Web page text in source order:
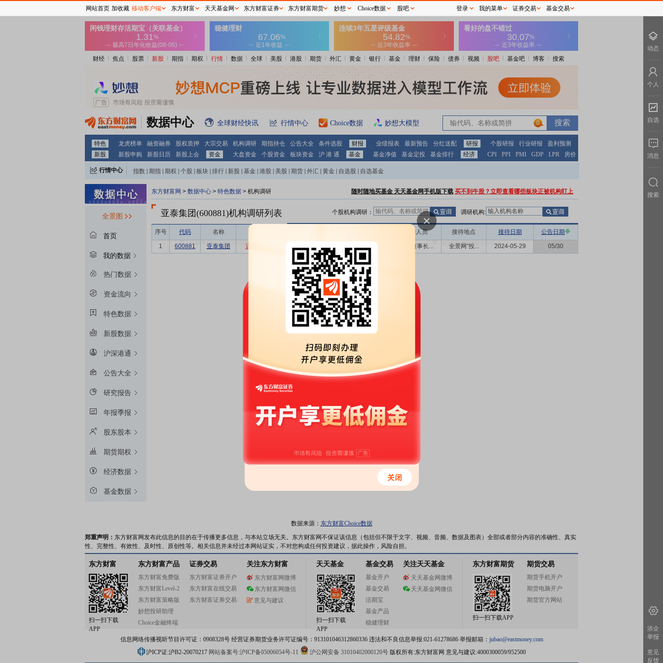
财经 焦点 股票 新股 期指 期权 行情 数据 全球 美股 港股 期货 外汇 黄金 银行 基金 理财 保险 债券 视频 股吧 基金吧 博客 搜索
数据中心 全球财经快讯 行情中心 Choice数据 妙想大模型 0
特色 龙虎榜单 融资融券 股权质押 大宗交易 机构调研 期指持仓 公告大全 条件选股 财报 业绩报表 最新预告 分红送配 研报 个股研报 行业研报
盈利预测
新股
新股申购 新股日历 新股上会 资金 大盘资金 个股资金 板块资金 沪 港 通 基金 基金净值 基金定投 基金排行 经济 CPI PPI PMI GDP LPR 房价
行情中心 指数 期指 期权 个股 板块 排行 新股 基金 港股 美股 期货 外汇 黄金 自选股 自选基金
全景图
首页
我的数据
热门数据
资金流向
特色数据
新股数据
沪深港通
公告大全
研究报告
年报季报
股东股本
期货期权
经济数据
基金数据
东方财富网 > 数据中心 > 特色数据 > 机构调研 随时随地买基金 天天基金网手机版下载 买不到牛股？立即查看哪些板块正被机构盯上
亚泰集团(600881)机构调研列表 个股机构调研： 调研机构:
序号 代码 名称 接待人员 接待地点 接待日期 公告日期
1 600881 亚泰集团 详细 1 业绩说明会 公司董事长... 全景网“投... 2024-05-29 05/30
数据来源： 东方财富Choice数据
郑重声明： 东方财富网发布此信息的目的在于传播更多信息，与本站立场无关。东方财富网不保证该信息（包括但不限于文字、视频、音频、数据及图表）全部或者部分内容的准确性、真实
性、完整性、有效性、及时性、原创性等。相关信息并未经过本网站证实，不对您构成任何投资建议，据此操作，风险自担。
东方财富
扫一扫下载
APP
东方财富产品
东方财富免费版
东方财富Level-2
东方财富策略版
妙想投研助理
Choice金融终端
证券交易
东方财富证券开户
东方财富在线交易
东方财富证券交易
关注东方财富
东方财富网微博
东方财富网微信
意见与建议
天天基金
扫一扫下载
APP
基金交易
基金开户
基金交易
活期宝
基金产品
稳健理财
关注天天基金
天天基金网微博
天天基金网微信
东方财富期货
扫一扫下载APP
期货交易
期货手机开户
期货电脑开户
期货官方网站
信息网络传播视听节目许可证：0908328号 经营证券期货业务许可证编号：913101046312860336 违法和不良信息举报:021-61278686 举报邮箱： jubao@eastmoney.com
沪ICP证:沪B2-20070217 网站备案号:沪ICP备05006054号-11 沪公网安备 31010402000120号版权所有:东方财富网 意见与建议:4000300059/952500
网站首页 加收藏 移动客户端 东方财富 天天基金网 东方财富证券 东方财富期货 妙想 Choice数据 股吧 登录 我的菜单 证券交易 基金交易
动态
个人
自选
消息
搜索
涉企
举报
意见
反馈